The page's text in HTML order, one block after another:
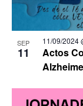
SEP
11
Actos
11/09/2024